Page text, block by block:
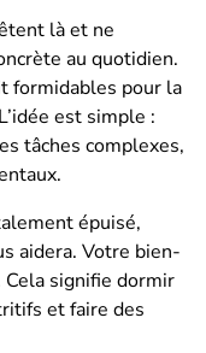
là et ne
au quotidien.
formidables pour la
est simple :
tâches complexes,
épuisé,
aidera. Votre bien-
signifie dormir
et faire des